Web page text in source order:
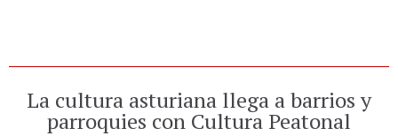
La cultura asturiana llega a barrios y
parroquies con Cultura Peatonal